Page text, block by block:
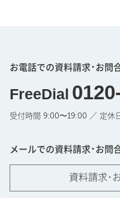
お電話での資料請求･お問
FreeDial
受付時間 9:00〜19:00 ／ 定休
メールでの資料請求･お問
資料請求･